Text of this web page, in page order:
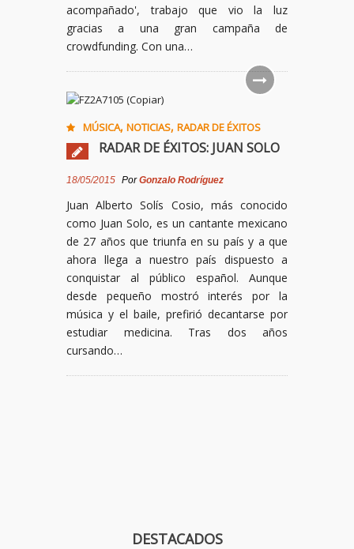
acompañado', trabajo que vio la luz
gracias a una gran campaña de
crowdfunding. Con una…
MÚSICA, NOTICIAS, RADAR DE ÉXITOS
RADAR DE ÉXITOS: JUAN SOLO
18/05/2015 PorGonzalo Rodríguez
Juan Alberto Solís Cosio, más conocido
como Juan Solo, es un cantante mexicano
de 27 años que triunfa en su país y a que
ahora llega a nuestro país dispuesto a
conquistar al público español. Aunque
desde pequeño mostró interés por la
música y el baile, prefirió decantarse por
estudiar medicina. Tras dos años
cursando…
DESTACADOS